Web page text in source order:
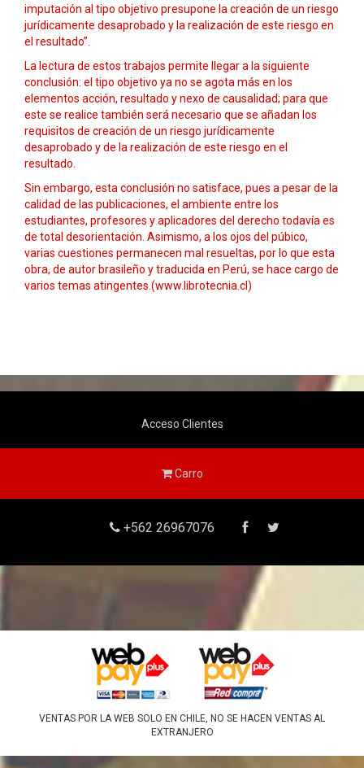
imputación al tipo objetivo presupone la creación de un riesgo
jurídicamente desaprobado y la realización de este riesgo en
el resultado”.
La lectura de estos trabajos permite llegar a la siguiente
conclusión: el tipo objetivo ya no se agota más en los
elementos acción, resultado y nexo de causalidad; para que
este se realice también será necesario que se añadan los
requisitos de creación de un riesgo jurídicamente
desaprobado y de la realización de este riesgo en el
resultado.
Sin embargo, esta conclusión no satisface, pues a pesar de la
calidad de las publicaciones, el ambiente entre los
estudiantes, profesores y aplicadores del derecho todavía es
de total desorientación. Asimismo, a los ojos del púbico,
varias cuestiones permanecen mal resueltas, por lo que esta
obra, de autor brasileño y traducida en Perú, se hace cargo de
varios temas atingentes.(www.librotecnia.cl)
Acceso Clientes
Carro
+562 26967076
VENTAS POR LA WEB SOLO EN CHILE, NO SE HACEN VENTAS AL
EXTRANJERO